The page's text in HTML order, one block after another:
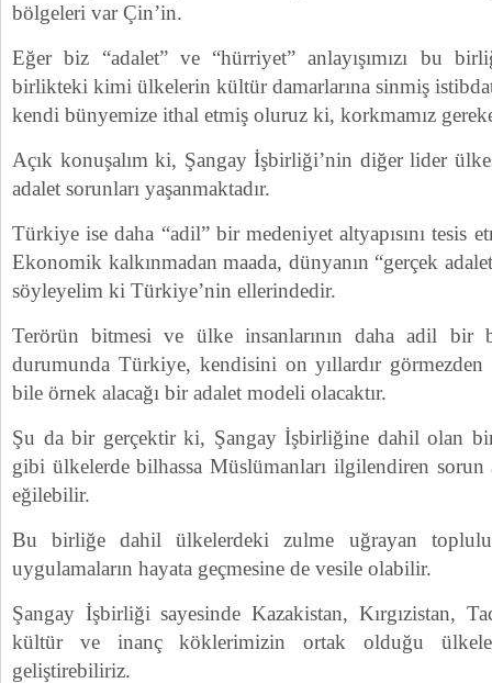
bölgeleri var Çin’in.
Eğer biz “adalet” ve “hürriyet” anlayışımızı bu
birlikteki kimi ülkelerin kültür damarlarına sinmiş
kendi bünyemize ithal etmiş oluruz ki, korkmamız
Açık konuşalım ki, Şangay İşbirliği’nin diğer lider
adalet sorunları yaşanmaktadır.
Türkiye ise daha “adil” bir medeniyet altyapısını tesis
Ekonomik kalkınmadan maada, dünyanın “gerçek
söyleyelim ki Türkiye’nin ellerindedir.
Terörün bitmesi ve ülke insanlarının daha adil bir
durumunda Türkiye, kendisini on yıllardır
bile örnek alacağı bir adalet modeli olacaktır.
Şu da bir gerçektir ki, Şangay İşbirliğine dahil olan
gibi ülkelerde bilhassa Müslümanları ilgilendiren sorun
eğilebilir.
Bu birliğe dahil ülkelerdeki zulme uğrayan
uygulamaların hayata geçmesine de vesile olabilir.
Şangay İşbirliği sayesinde Kazakistan, Kırgızistan,
kültür ve inanç köklerimizin ortak olduğu
geliştirebiliriz.